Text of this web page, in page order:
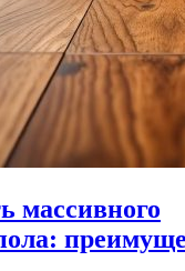
массивного